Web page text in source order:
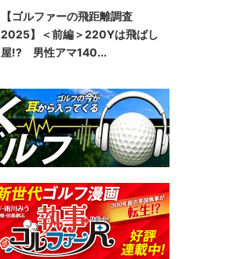
【ゴルファーの飛距離調査
2025】＜前編＞220Yは飛ばし
屋!? 男性アマ140...